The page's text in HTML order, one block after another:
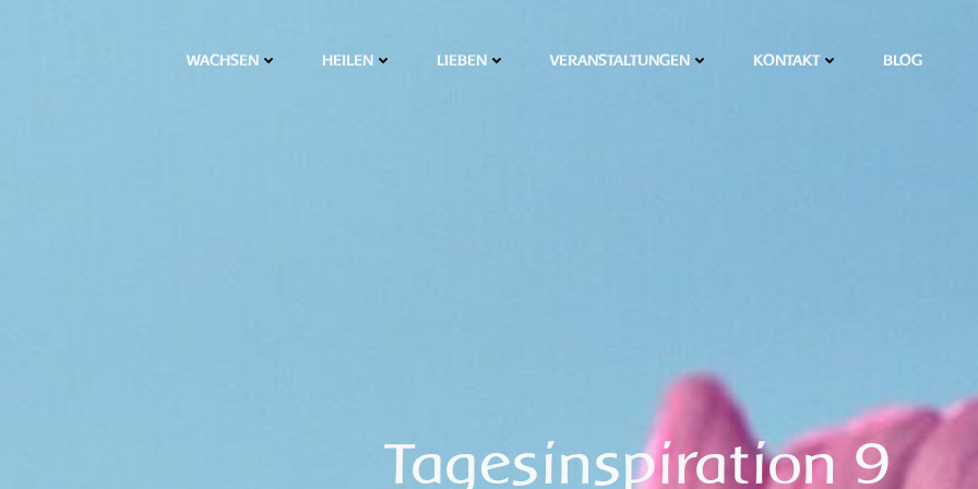
WACHSEN HEILEN LIEBEN VERANSTALTUNGEN KONTAKT BLOG
Tagesinspiration 9